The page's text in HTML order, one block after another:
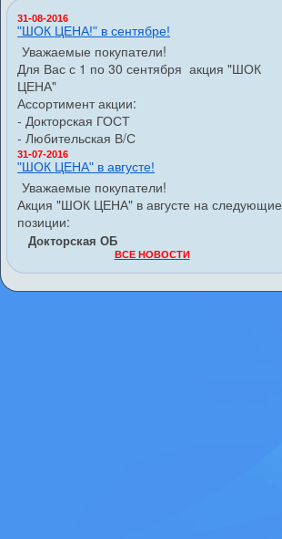
31-08-2016
"ШОК ЦЕНА!" в сентябре!
Уважаемые покупатели!
Для Вас с 1 по 30 сентября акция "ШОК
ЦЕНА"
Ассортимент акции:
- Докторская ГОСТ
- Любительская В/С
31-07-2016
"ШОК ЦЕНА" в августе!
Уважаемые покупатели!
Акция "ШОК ЦЕНА" в августе на следующие
позиции:
Докторская ОБ
ВСЕ НОВОСТИ